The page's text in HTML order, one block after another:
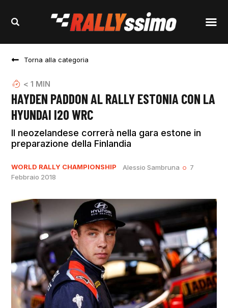
Torna alla categoria
< 1 MIN
HAYDEN PADDON AL RALLY ESTONIA CON LA
HYUNDAI I20 WRC
Il neozelandese correrà nella gara estone in
preparazione della Finlandia
WORLD RALLY CHAMPIONSHIP Alessio Sambruna
7
Febbraio 2018